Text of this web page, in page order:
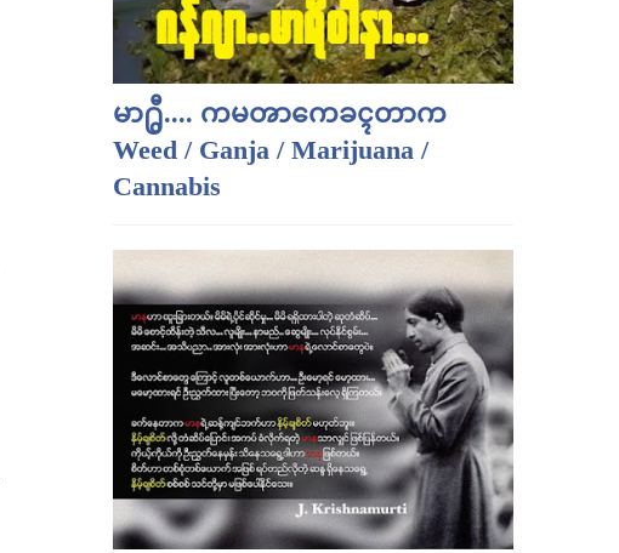
မာ႐ွီ.... ကမၻာကေခၚတာက
Weed / Ganja / Marijuana /
Cannabis